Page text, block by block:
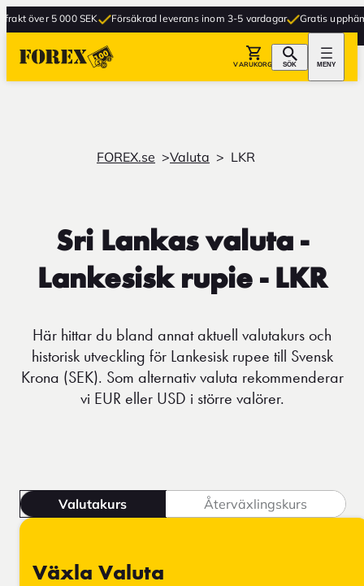
över 5 000 SEK Försäkrad leverans inom 3-5 vardagar Gratis
VARUKORG SÖK MENY
FOREX.se Valuta LKR
Sri Lankas valuta -
Lankesisk rupie - LKR
Här hittar du bland annat aktuell valutakurs och
historisk utveckling för Lankesisk rupee till Svensk
Krona (SEK). Som alternativ valuta rekommenderar
vi EUR eller USD i större valörer.
Valutakurs Återväxlingskurs
Växla Valuta